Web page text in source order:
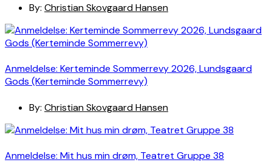
By: Christian Skovgaard Hansen
Anmeldelse: Kerteminde Sommerrevy 2026, Lundsgaard
Gods (Kerteminde Sommerrevy)
By: Christian Skovgaard Hansen
Anmeldelse: Mit hus min drøm, Teatret Gruppe 38